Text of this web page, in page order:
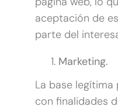
aceptación de
parte del
Marketing.
La base
con finalidades